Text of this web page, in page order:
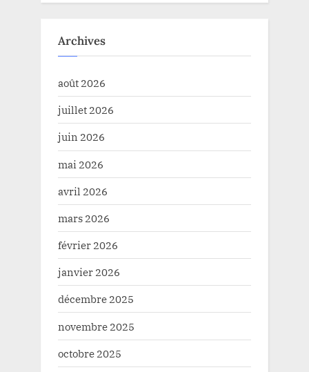
Archives
août 2026
juillet 2026
juin 2026
mai 2026
avril 2026
mars 2026
février 2026
janvier 2026
décembre 2025
novembre 2025
octobre 2025